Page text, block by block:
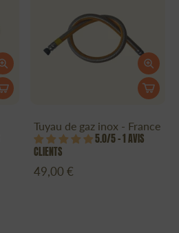
Tuyau de gaz inox - France
5.0/5 – 1 AVIS
CLIENTS
49,00 €